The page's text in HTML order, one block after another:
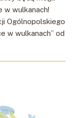
w wulkanach!
Ogólnopolskiego
w wulkanach” od